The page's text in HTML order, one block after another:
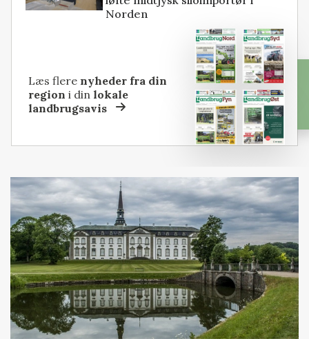
Norden
Læs flere nyheder fra din
region i dinlokale
landbrugsavis